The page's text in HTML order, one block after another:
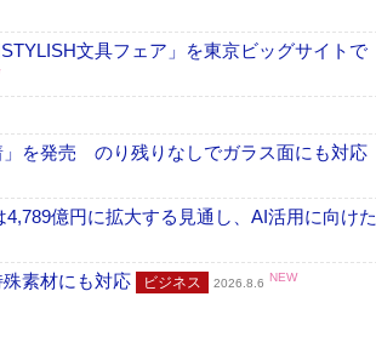
文具フェア」を東京ビッグサイトで
を発売 のり残りなしでガラス面にも対応
億円に拡大する見通し、AI活用に向けた
素材にも対応 ビジネス 2026.8.6 NEW